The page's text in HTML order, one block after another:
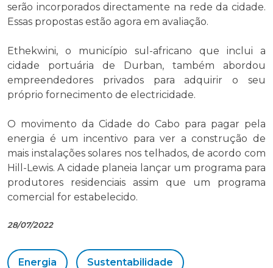
serão incorporados directamente na rede da cidade.
Essas propostas estão agora em avaliação.
Ethekwini, o município sul-africano que inclui a
cidade portuária de Durban, também abordou
empreendedores privados para adquirir o seu
próprio fornecimento de electricidade.
O movimento da Cidade do Cabo para pagar pela
energia é um incentivo para ver a construção de
mais instalações solares nos telhados, de acordo com
Hill-Lewis. A cidade planeia lançar um programa para
produtores residenciais assim que um programa
comercial for estabelecido.
28/07/2022
Energia Sustentabilidade